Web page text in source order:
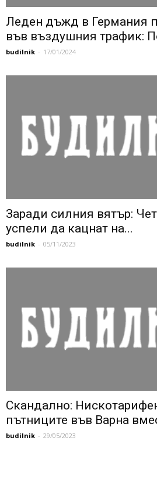
Леден дъжд в Германия
във въздушния трафик:
budilnik - 17/01/2024
Заради силния вятър:
успели да кацнат на...
budilnik - 05/11/2023
Скандално:
пътниците във Варна
budilnik - 29/05/2023